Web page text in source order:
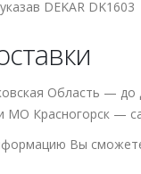
DEKAR DK1603
Область — до
МО Красногорск —
Вы